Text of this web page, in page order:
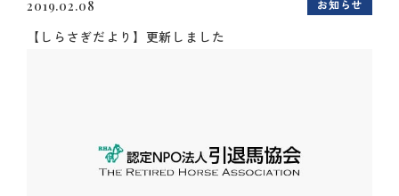
2019.02.08 お知らせ
【しらさぎだより】更新しました